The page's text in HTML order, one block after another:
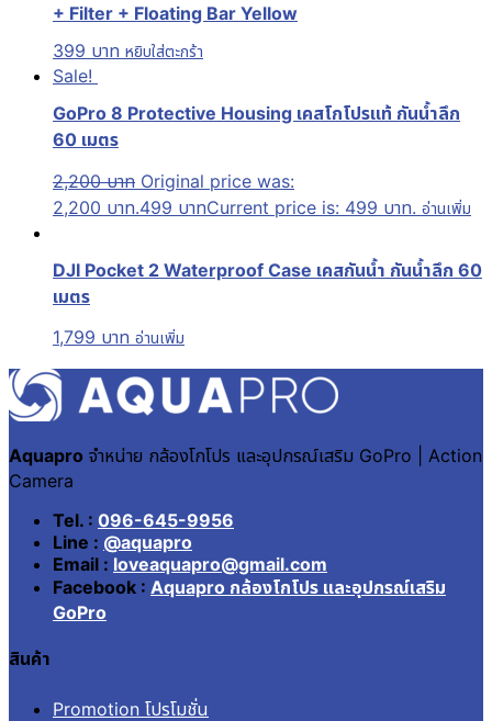
+ Filter + Floating Bar Yellow
399 บาท หยิบใส่ตะกร้า
Sale!
GoPro 8 Protective Housing เคสโกโปรแท้ กันน้ำลึก
60 เมตร
2,200บาท Original price was:
2,200 บาท.499 บาทCurrent price is: 499 บาท. อ่านเพิ่ม
DJI Pocket 2 Waterproof Case เคสกันน้ำ กันน้ำลึก 60
เมตร
1,799 บาท อ่านเพิ่ม
Aquapro จำหน่าย กล้องโกโปร และอุปกรณ์เสริม GoPro | Action
Camera
Tel. : 096-645-9956
Line : @aquapro
Email : loveaquapro@gmail.com
Facebook : Aquapro กล้องโกโปร และอุปกรณ์เสริม
GoPro
สินค้า
Promotion โปรโมชั่น